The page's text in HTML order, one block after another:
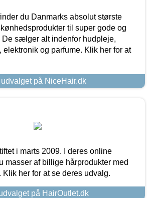
du Danmarks absolut største
til super gode og
De sælger alt indenfor hudpleje,
elektronik og parfume. Klik her for at
på NiceHair.dk
i marts 2009. I deres online
masser af billige hårprodukter med
Klik her for at se deres udvalg.
på HairOutlet.dk